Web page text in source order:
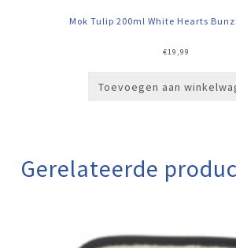
Mok Tulip 200ml White Hearts
€19,99
Toevoegen aan
Gerelateerde